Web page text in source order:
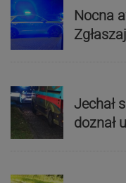
Nocna
Jechał
doznał